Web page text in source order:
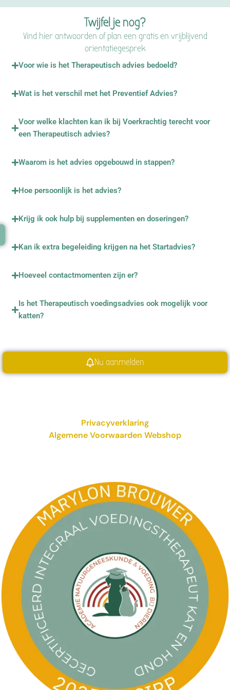
Twijfel je nog?
Vind hier antwoorden of plan een gratis en vrijblijvend
orientatiegesprek
Voor wie is het Therapeutisch advies bedoeld?
Wat is het verschil met het Preventief Advies?
Voor welke klachten kan ik bij Voerkrachtig terecht voor
een Therapeutisch advies?
Waarom is het advies opgebouwd in stappen?
Hoe persoonlijk is het advies?
Krijg ik ook hulp bij supplementen en doseringen?
Kan ik extra begeleiding krijgen na het Startadvies?
Hoeveel contactmomenten zijn er?
Is het Therapeutisch voedingsadvies ook mogelijk voor
katten?
Nu aanmelden
Privacyverklaring
Algemene Voorwaarden Webshop